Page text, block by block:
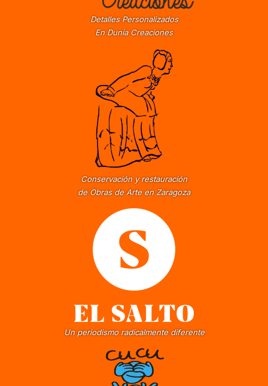
Detalles Personalizados
En Dunia Creaciones
Conservación y restauración
de Obras de Arte en Zaragoza
Un periodismo radicalmente diferente